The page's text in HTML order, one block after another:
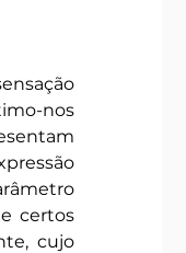
nos
certos
cujo